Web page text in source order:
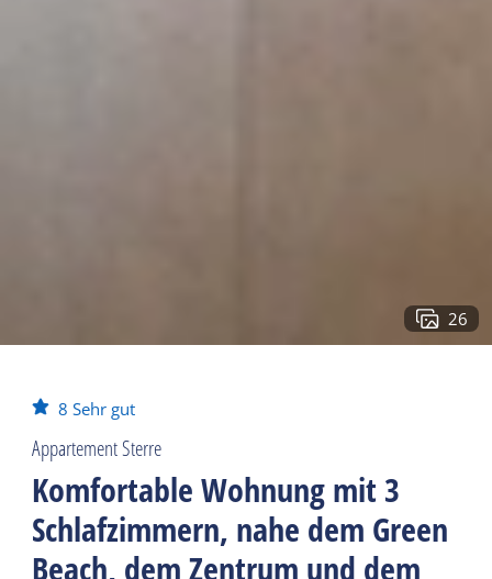
26
8 Sehr gut
Appartement Sterre
Komfortable Wohnung mit 3
Schlafzimmern, nahe dem Green
Beach, dem Zentrum und dem